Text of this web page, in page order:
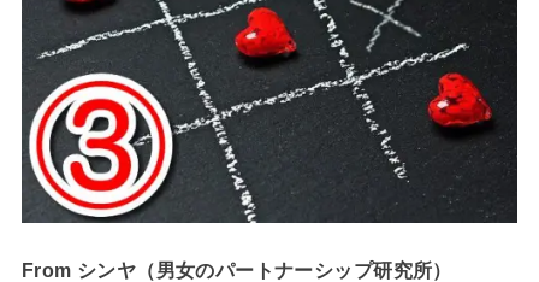
From シンヤ（男女のパートナーシップ研究所）